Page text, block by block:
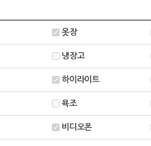
옷장
냉장고
하이라이트
욕조
비디오폰